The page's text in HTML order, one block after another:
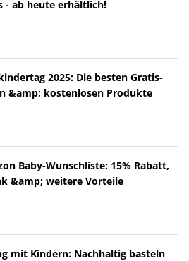
- ab heute erhältlich!
2025: Die besten Gratis-
&amp; kostenlosen Produkte
Baby-Wunschliste: 15% Rabatt,
&amp; weitere Vorteile
mit Kindern: Nachhaltig basteln